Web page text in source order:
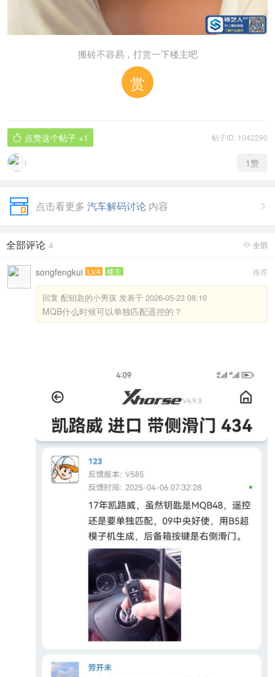
搬砖不容易，打赏一下楼主吧
赏
帖子ID: 1042290
 点赞这个帖子 +1
1赞

点击看更多 汽车解码讨论 内容
 全部
全部评论 4
推荐
songfengkui Lv.4 楼主
回复 配钥匙的小男孩 发表于 2026-05-23 08:10
MQB什么时候可以单独匹配遥控的？